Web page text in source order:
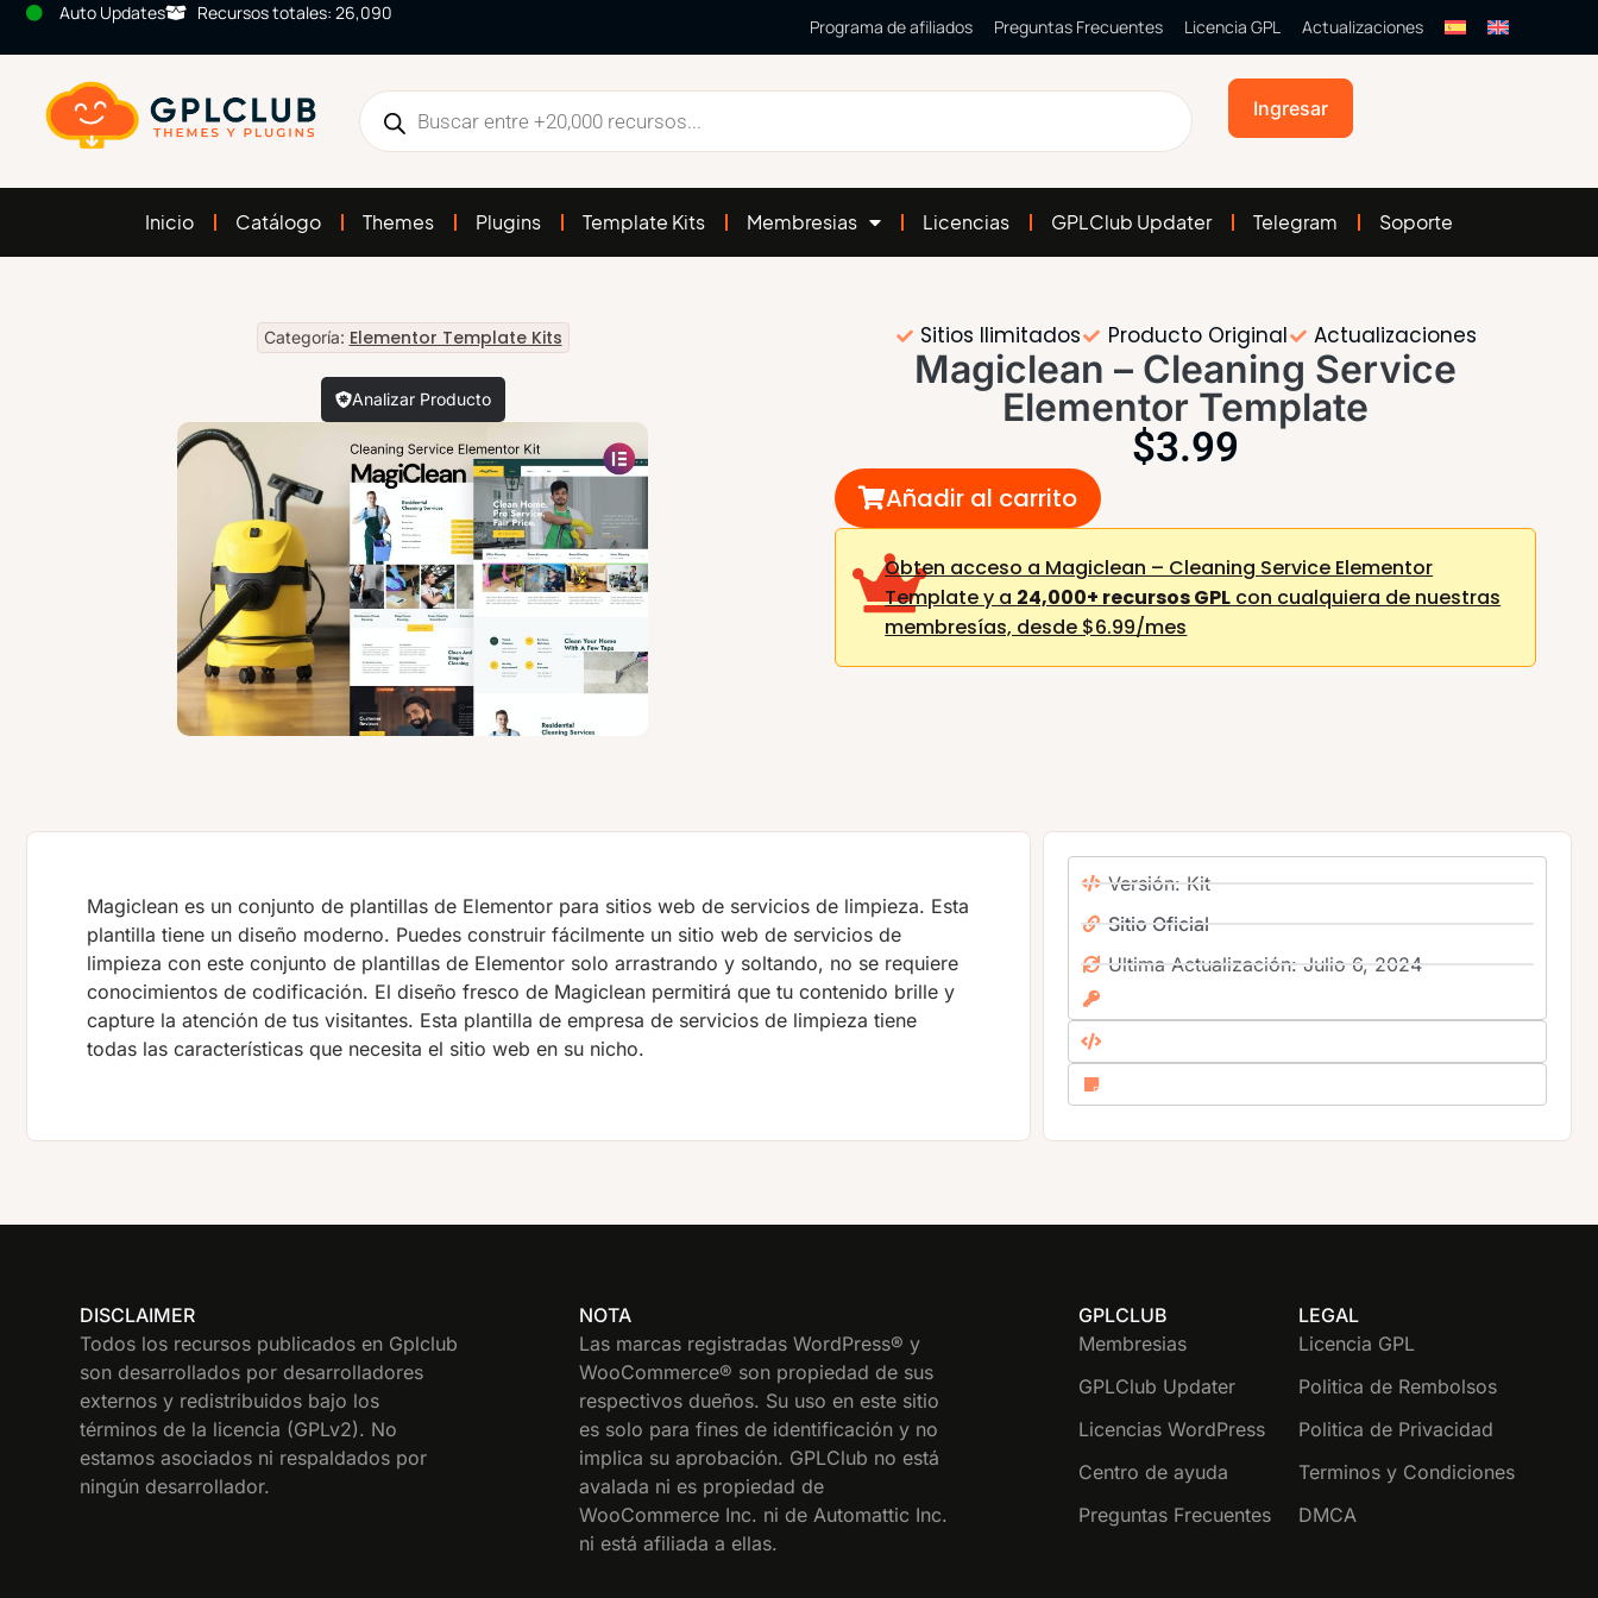
Auto Updates Recursos totales: 26,090
Programa de afiliados Preguntas Frecuentes Licencia GPL Actualizaciones
Ingresar
Inicio Catálogo Themes Plugins Template Kits Membresias Licencias GPLClub Updater Telegram Soporte
Categoría: Elementor Template Kits
Analizar Producto
Sitios Ilimitados Producto Original Actualizaciones
Magiclean – Cleaning Service
Elementor Template
$3.99
Añadir al carrito
Obten acceso a Magiclean – Cleaning Service Elementor
Template y a 24,000+ recursos GPL con cualquiera de nuestras
membresías, desde $6.99/mes
Magiclean es un conjunto de plantillas de Elementor para sitios web de servicios de limpieza. Esta
plantilla tiene un diseño moderno. Puedes construir fácilmente un sitio web de servicios de
limpieza con este conjunto de plantillas de Elementor solo arrastrando y soltando, no se requiere
conocimientos de codificación. El diseño fresco de Magiclean permitirá que tu contenido brille y
capture la atención de tus visitantes. Esta plantilla de empresa de servicios de limpieza tiene
todas las características que necesita el sitio web en su nicho.
Versión: Kit
Sitio Oficial
Ultima Actualización: Julio 6, 2024
DISCLAIMER
Todos los recursos publicados en Gplclub
son desarrollados por desarrolladores
externos y redistribuidos bajo los
términos de la licencia (GPLv2). No
estamos asociados ni respaldados por
ningún desarrollador.
NOTA
Las marcas registradas WordPress® y
WooCommerce® son propiedad de sus
respectivos dueños. Su uso en este sitio
es solo para fines de identificación y no
implica su aprobación. GPLClub no está
avalada ni es propiedad de
WooCommerce Inc. ni de Automattic Inc.
ni está afiliada a ellas.
GPLCLUB
Membresias
GPLClub Updater
Licencias WordPress
Centro de ayuda
Preguntas Frecuentes
LEGAL
Licencia GPL
Politica de Rembolsos
Politica de Privacidad
Terminos y Condiciones
DMCA